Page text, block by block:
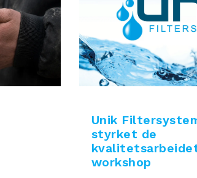
Unik
styrket de
workshop